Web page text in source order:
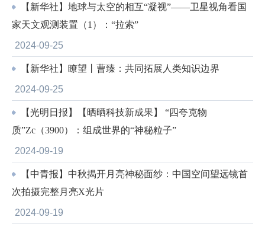
【新华社】地球与太空的相互“凝视”——卫星视角看国
家天文观测装置（1）：“拉索”
2024-09-25
【新华社】瞭望丨曹臻：共同拓展人类知识边界
2024-09-25
【光明日报】【晒晒科技新成果】 “四夸克物
质”Zc（3900）：组成世界的“神秘粒子”
2024-09-19
【中青报】中秋揭开月亮神秘面纱：中国空间望远镜首
次拍摄完整月亮X光片
2024-09-19